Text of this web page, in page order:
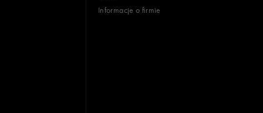
Informacje o firmie